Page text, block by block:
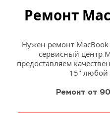
Ремонт
Нужен ремонт
сервисный центр
предоставляем
15" любой
Ремонт от